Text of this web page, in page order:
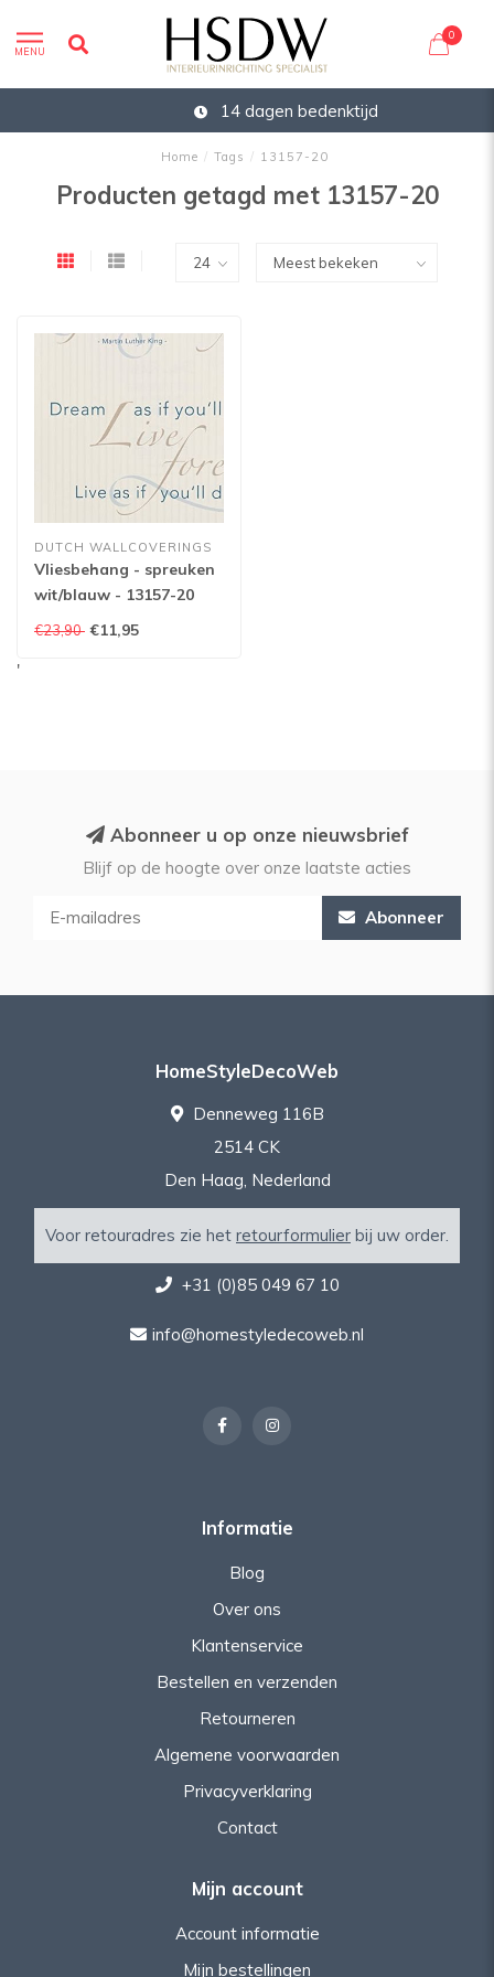
MENU
0
14 dagen bedenktijd
Home / Tags / 13157-20
Producten getagd met 13157-20
DUTCH WALLCOVERINGS
Vliesbehang - spreuken
wit/blauw - 13157-20
€23,90 €11,95
'
Abonneer u op onze nieuwsbrief
Blijf op de hoogte over onze laatste acties
Abonneer
HomeStyleDecoWeb
Denneweg 116B
2514 CK
Den Haag, Nederland
Voor retouradres zie het retourformulier bij uw order.
+31 (0)85 049 67 10
info@homestyledecoweb.nl
Informatie
Blog
Over ons
Klantenservice
Bestellen en verzenden
Retourneren
Algemene voorwaarden
Privacyverklaring
Contact
Mijn account
Account informatie
Mijn bestellingen